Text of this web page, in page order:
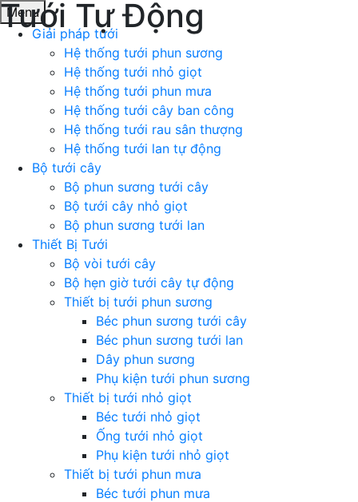
Tưới Tự Động
Menu
Giải pháp tưới
Hệ thống tưới phun sương
Hệ thống tưới nhỏ giọt
Hệ thống tưới phun mưa
Hệ thống tưới cây ban công
Hệ thống tưới rau sân thượng
Hệ thống tưới lan tự động
Bộ tưới cây
Bộ phun sương tưới cây
Bộ tưới cây nhỏ giọt
Bộ phun sương tưới lan
Thiết Bị Tưới
Bộ vòi tưới cây
Bộ hẹn giờ tưới cây tự động
Thiết bị tưới phun sương
Béc phun sương tưới cây
Béc phun sương tưới lan
Dây phun sương
Phụ kiện tưới phun sương
Thiết bị tưới nhỏ giọt
Béc tưới nhỏ giọt
Ống tưới nhỏ giọt
Phụ kiện tưới nhỏ giọt
Thiết bị tưới phun mưa
Béc tưới phun mưa